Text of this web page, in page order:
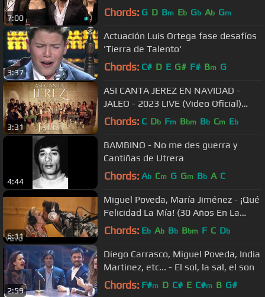
7:00
Madrid - 12.06.2010
Chords: G D Bm Eb Gb Ab Gm
3:37
Actuación Luis Ortega fase desafíos
'Tierra de Talento'
Chords: C# D E G# F# Bm G
3:31
ASI CANTA JEREZ EN NAVIDAD -
JALEO - 2023 LIVE (Video Oficial)
#asicantajerez en navidad
Chords: C Db Fm Bbm Bb Cm Eb
4:44
BAMBINO - No me des guerra y
Cantiñas de Utrera
Chords: Ab Cm G Gm Bb A C
6:11
Miguel Poveda, María Jiménez - ¡Qué
Felicidad La Mía! (30 Años En La
Música)
Chords: Eb Ab Bb Bbm F C Db
2:59
Diego Carrasco, Miguel Poveda, India
Martinez, etc... - El sol, la sal, el son
Chords: F#m D C# E C#m B G#